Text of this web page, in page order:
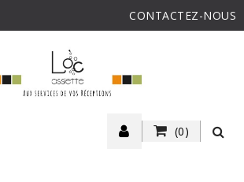
CONTACTEZ-NOUS
(0)